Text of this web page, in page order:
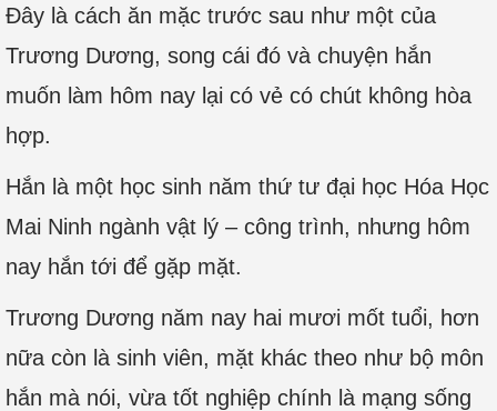
Đây là cách ăn mặc trước sau như một của
Trương Dương, song cái đó và chuyện hắn
muốn làm hôm nay lại có vẻ có chút không hòa
hợp.
Hắn là một học sinh năm thứ tư đại học Hóa Học
Mai Ninh ngành vật lý – công trình, nhưng hôm
nay hắn tới để gặp mặt.
Trương Dương năm nay hai mươi mốt tuổi, hơn
nữa còn là sinh viên, mặt khác theo như bộ môn
hắn mà nói, vừa tốt nghiệp chính là mạng sống